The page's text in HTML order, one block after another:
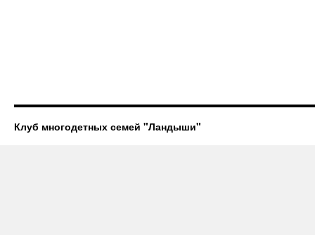
Клуб многодетных семей "Ландыши"